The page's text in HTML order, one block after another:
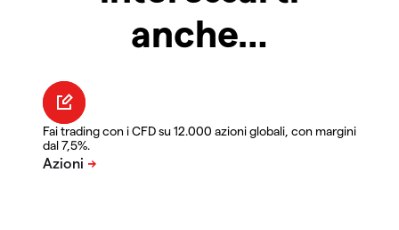
anche…
Fai trading con i CFD su 12.000 azioni globali, con margini
dal 7,5%.